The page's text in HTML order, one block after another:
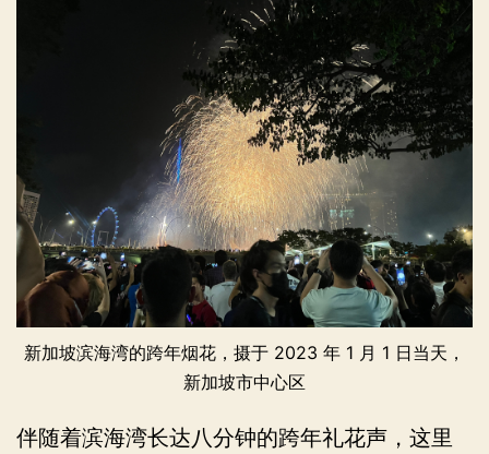
新加坡滨海湾的跨年烟花，摄于 2023 年 1 月 1 日当天，
新加坡市中心区
伴随着滨海湾长达八分钟的跨年礼花声，这里